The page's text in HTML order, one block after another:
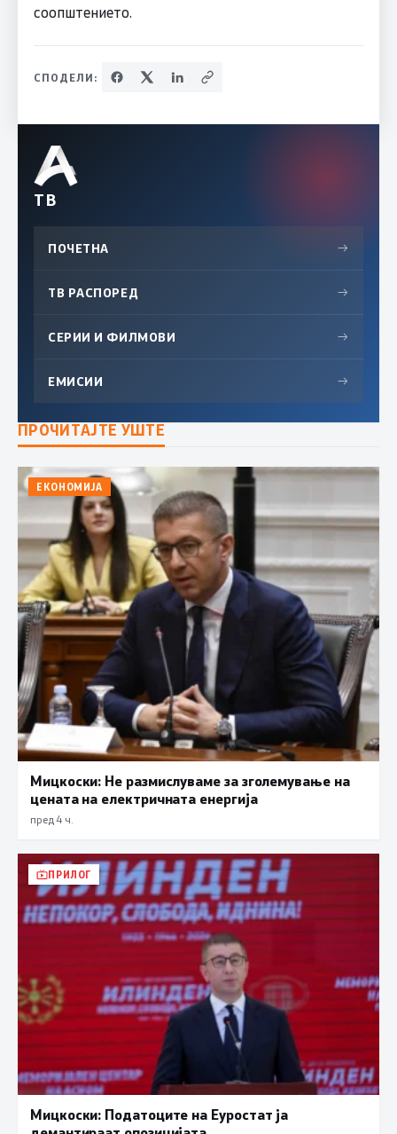
соопштението.
СПОДЕЛИ:
ТВ
ПОЧЕТНА →
ТВ РАСПОРЕД →
СЕРИИ И ФИЛМОВИ →
ЕМИСИИ →
ПРОЧИТАЈТЕ УШТЕ
ЕКОНОМИЈА
Мицкоски: Не размислуваме за зголемување на
цената на електричната енергија
пред 4 ч.
ПРИЛОГ
Мицкоски: Податоците на Еуростат ја